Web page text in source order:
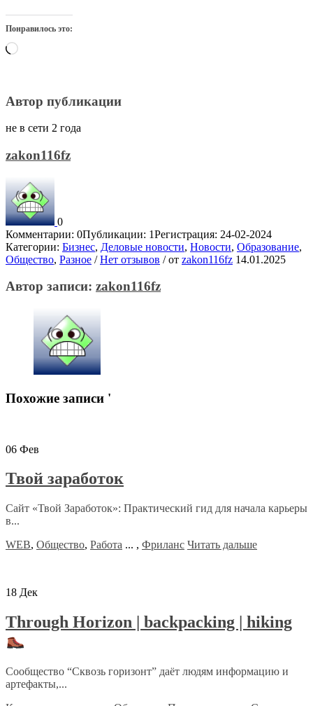
Понравилось это:
Загрузка…
Автор публикации
не в сети 2 года
zakon116fz
0
Комментарии: 0Публикации: 1Регистрация: 24-02-2024
Категории: Бизнес, Деловые новости, Новости, Образование,
Общество, Разное / Нет отзывов /от zakon116fz 14.01.2025
Автор записи: zakon116fz
Похожие записи '
06 Фев
Твой заработок
Сайт «Твой Заработок»: Практический гид для начала карьеры
в...
WEB, Общество, Работа ... , Фриланс Читать дальше
18 Дек
Through Horizon | backpacking | hiking
Сообщество “Сквозь горизонт” даёт людям информацию и
артефакты,...